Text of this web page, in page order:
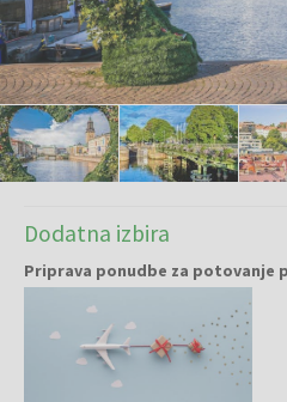
Dodatna izbira
Priprava ponudbe za potovanje